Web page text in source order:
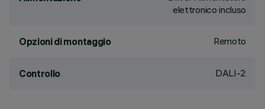
elettronico incluso
Opzioni di montaggio Remoto
Controllo DALI-2